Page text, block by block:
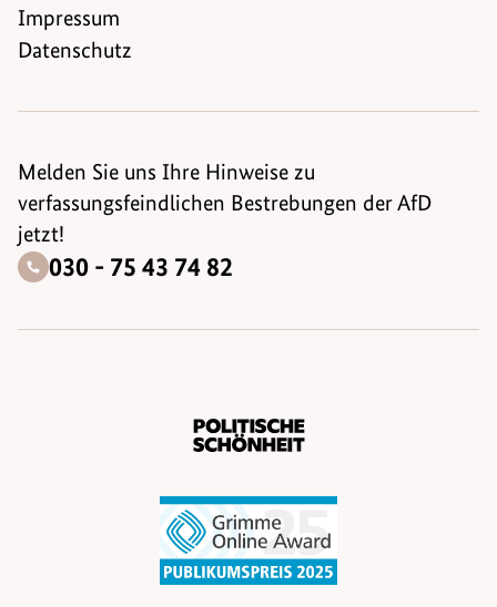
Impressum
Datenschutz
Melden Sie uns Ihre Hinweise zu
verfassungsfeindlichen Bestrebungen der AfD
jetzt!
030 - 75 43 74 82